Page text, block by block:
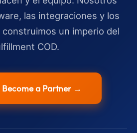
las integraciones y los
un imperio del
COD.
Become a Partner →